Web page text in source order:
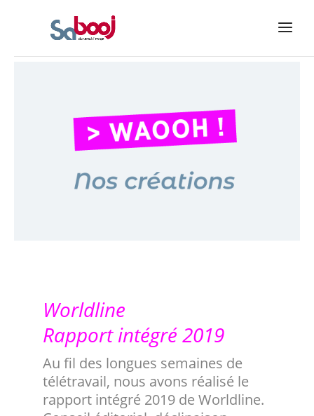
Worldline
Rapport intégré 2019
Au fil des longues semaines de
télétravail, nous avons réalisé le
rapport intégré 2019 de Worldline.